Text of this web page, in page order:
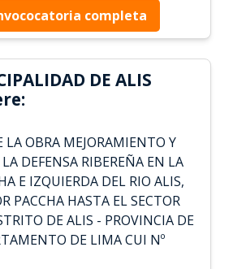
completa
DE ALIS
LA OBRA MEJORAMIENTO Y
DEFENSA RIBEREÑA EN LA
E IZQUIERDA DEL RIO ALIS,
PACCHA HASTA EL SECTOR
DE ALIS - PROVINCIA DE
DE LIMA CUI Nº